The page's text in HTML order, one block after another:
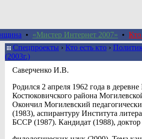
• «Мистер Интернет 2007» • Кто
Спецпроекты › Кто есть кто ›
(2003г.)
Саверченко И.В.
Pодился 2 апреля 1962 года в
Костюковичского района
Окончил Могилевский
(1983), аспирантуру Института
БССР (1987). Кандидат (1988), доктор